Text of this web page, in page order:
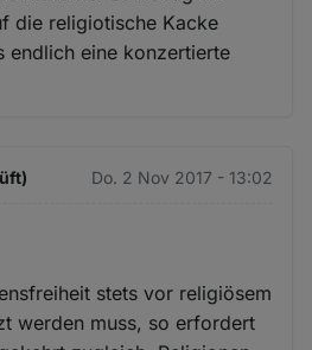
die religiotische Kacke
endlich eine konzertierte
Do. 2 Nov 2017 - 13:02
stets vor religiösem
werden muss, so erfordert